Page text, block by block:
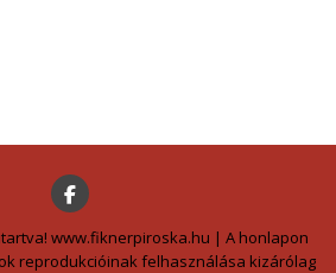
www.fiknerpiroska.hu | A honlapon
reprodukcióinak felhasználása kizárólag